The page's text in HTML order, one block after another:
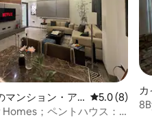
星の平均評価
マンション・ア
レビュー8件
5.0 (8)
；ペントハウス：1
ア